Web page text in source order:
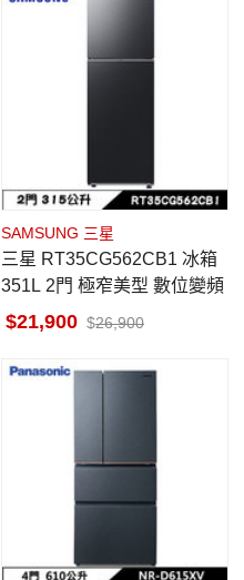
SAMSUNG 三星
三星 RT35CG562CB1 冰箱
351L 2門 極窄美型 數位變頻
21,900 26,900